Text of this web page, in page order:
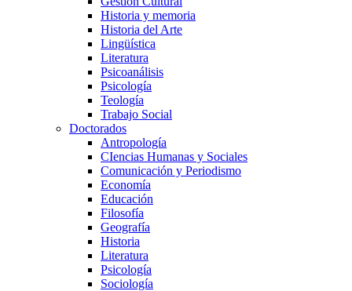
Historia y memoria
Historia del Arte
Lingüística
Literatura
Psicoanálisis
Psicología
Teología
Trabajo Social
Doctorados
Antropología
CIencias Humanas y Sociales
Comunicación y Periodismo
Economía
Educación
Filosofía
Geografía
Historia
Literatura
Psicología
Sociología